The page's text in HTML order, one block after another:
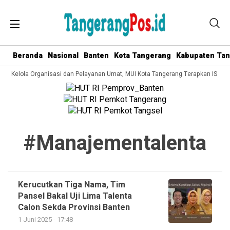
Beranda Nasional Banten Kota Tangerang Kabupaten
Kelola Organisasi dan Pelayanan Umat, MUI Kota Tangerang Terapkan ISO
#manajementalenta
Kerucutkan Tiga Nama, Tim
Pansel Bakal Uji Lima Talenta
Calon Sekda Provinsi Banten
1 Juni 2025 - 17:48